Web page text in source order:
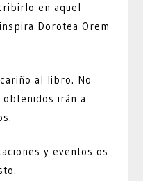
en aquel
Dorotea Orem
al libro. No
irán a
y eventos os